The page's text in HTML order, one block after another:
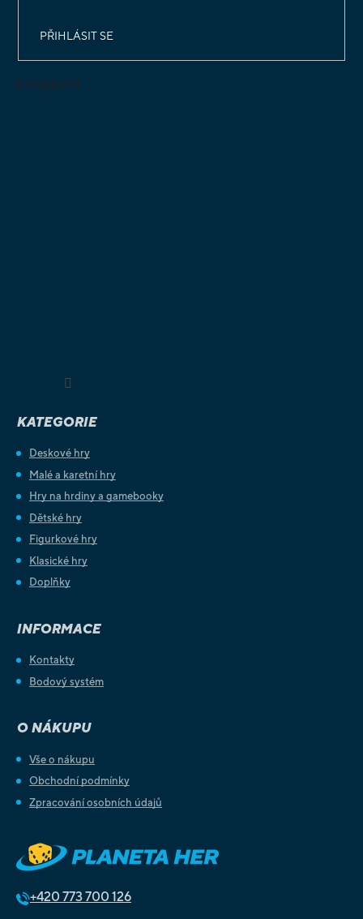
PŘIHLÁSIT SE
Instagram
KATEGORIE
Deskové hry
Malé a karetní hry
Hry na hrdiny a gamebooky
Dětské hry
Figurkové hry
Klasické hry
Doplňky
INFORMACE
Kontakty
Bodový systém
O NÁKUPU
Vše o nákupu
Obchodní podmínky
Zpracování osobních údajů
+420 773 700 126